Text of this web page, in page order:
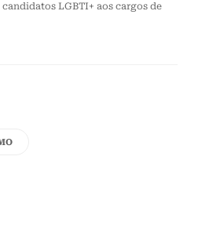
LGBTI+ aos cargos de